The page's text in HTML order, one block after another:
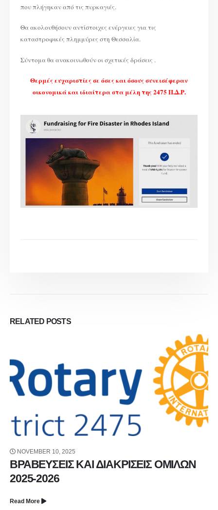
που πλήγηκαν από τις πυρκαγιές.
Θα ακολουθήσουν αντίστοιχες ενέργειες για τις
καταστροφικές πλημμύρες στη Θεσσαλία.
Σύντομα θα ανακοινωθούν οι σχετικές δράσεις .
Θερμές ευχαριστίες σε όσες και όσους συνεισέφεραν
οικονομικά και ιδιαίτερα στα μέλη της 2475 Π.Δ.Ρ.
RELATED POSTS
NOVEMBER 10, 2025
ΒΡΑΒΕΥΣΕΙΣ ΚΑΙ ΔΙΑΚΡΙΣΕΙΣ ΟΜΙΛΩΝ
2025-2026
Read More